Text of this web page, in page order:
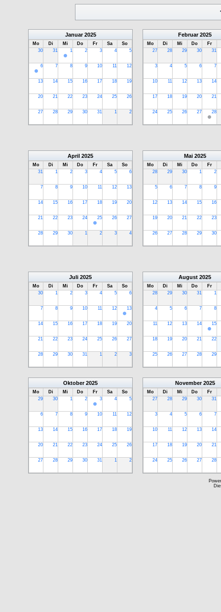
Januar 2025
Mo Di Mi Do Fr Sa
So
30
31 1 2 3 4 5
6 7 8 9 10 11 12
13 14 15 16 17 18 19
20 21 22 23 24 25 26
27 28 29 30 31 1 2
Februar 2025
Mo Di Mi Do
Fr
27
28 29 30 31
3 4 5 6 7
10 11 12 13 14
17 18 19 20 21
24 25 26 27 28
April 2025
Mo Di Mi Do Fr Sa
So
31
1 2 3 4 5 6
7 8 9 10 11 12 13
14 15 16 17 18 19 20
21 22 23 24 25 26 27
28 29 30 1 2 3 4
Mai 2025
Mo Di Mi Do
Fr
28
29 30 1 2
5 6 7 8 9
12 13 14 15 16
19 20 21 22 23
26 27 28 29 30
Juli 2025
Mo Di Mi Do Fr Sa
So
30
1 2 3 4 5 6
7 8 9 10 11 12 13
14 15 16 17 18 19 20
21 22 23 24 25 26 27
28 29 30 31 1 2 3
August 2025
Mo Di Mi Do
Fr
28
29 30 31 1
4 5 6 7 8
11 12 13 14 15
18 19 20 21 22
25 26 27 28 29
Oktober 2025
Mo Di Mi Do Fr Sa
So
29
30 1 2 3 4 5
6 7 8 9 10 11 12
13 14 15 16 17 18 19
20 21 22 23 24 25 26
27 28 29 30 31 1 2
November 2025
Mo Di Mi Do
Fr
27
28 29 30 31
3 4 5 6 7
10 11 12 13 14
17 18 19 20 21
24 25 26 27 28